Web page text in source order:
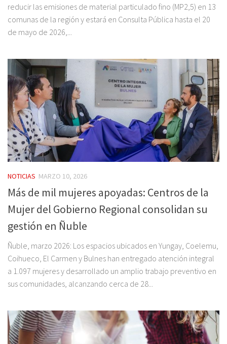
reducir las emisiones de material particulado fino (MP2,5) en 13
comunas de la región y estará en Consulta Pública hasta el 20
de mayo de 2026,...
NOTICIAS MARZO 10, 2026
Más de mil mujeres apoyadas: Centros de la
Mujer del Gobierno Regional consolidan su
gestión en Ñuble
Ñuble, marzo 2026: Los espacios ubicados en Yungay, Coelemu,
Coihueco, El Carmen y Bulnes han entregado atención integral
a 1.097 mujeres y desarrollado un amplio trabajo preventivo en
sus comunidades, alcanzando cerca de 28...